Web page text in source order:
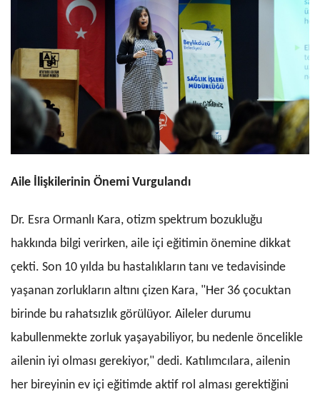
Aile İlişkilerinin Önemi Vurgulandı
Dr. Esra Ormanlı Kara, otizm spektrum bozukluğu
hakkında bilgi verirken, aile içi eğitimin önemine dikkat
çekti. Son 10 yılda bu hastalıkların tanı ve tedavisinde
yaşanan zorlukların altını çizen Kara, "Her 36 çocuktan
birinde bu rahatsızlık görülüyor. Aileler durumu
kabullenmekte zorluk yaşayabiliyor, bu nedenle öncelikle
ailenin iyi olması gerekiyor," dedi. Katılımcılara, ailenin
her bireyinin ev içi eğitimde aktif rol alması gerektiğini